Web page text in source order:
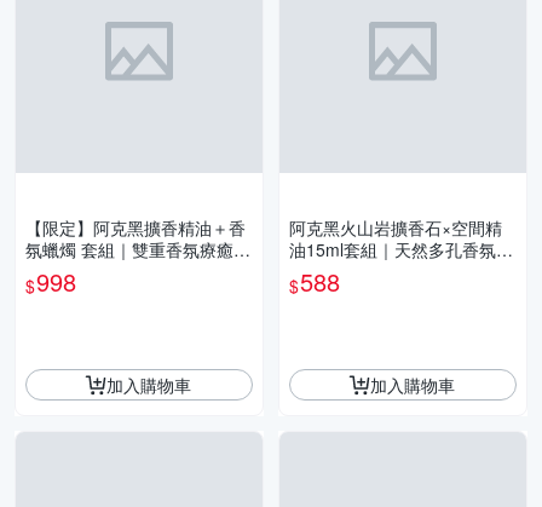
【限定】阿克黑擴香精油＋香
氛蠟燭 套組｜雙重香氛療癒
居家空間｜含6入擴香棒 免運
$998
加入購物車
阿克黑火山岩擴香石×空間精
油15ml套組｜天然多孔香氛石
．淨化空間氣息．居家擺飾香
氛組
$588
加入購物車